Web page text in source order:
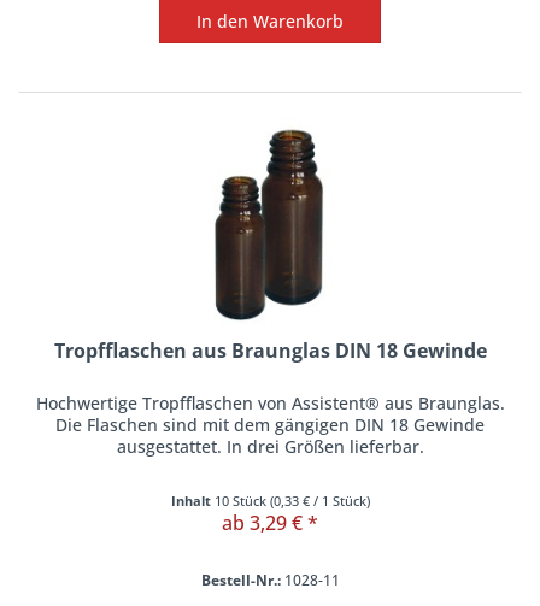
In den Warenkorb
Tropfflaschen aus Braunglas DIN 18 Gewinde
Hochwertige Tropfflaschen von Assistent® aus Braunglas.
Die Flaschen sind mit dem gängigen DIN 18 Gewinde
ausgestattet. In drei Größen lieferbar.
Inhalt 10 Stück (0,33 €/ 1 Stück)
ab 3,29 € *
Bestell-Nr.:1028-11